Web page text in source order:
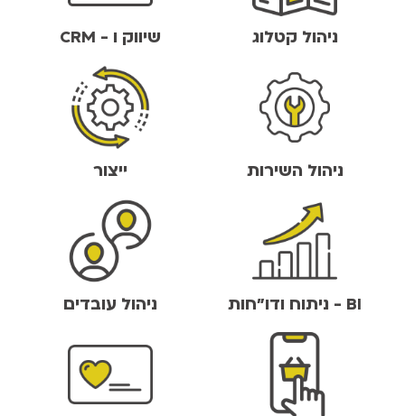
ניהול קטלוג שיווק ו - CRM
ניהול השירות ייצור
BI - ניתוח ודו"חות ניהול עובדים